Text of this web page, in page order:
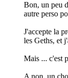
Bon, un peu
autre perso
J'accepte la
les Geths, et
Mais ... c'est